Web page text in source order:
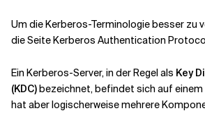
Um die Kerberos-Terminologie besser zu
die Seite Kerberos Authentication
Ein Kerberos-Server, in der Regel als Key
(KDC)bezeichnet, befindet sich auf
hat aber logischerweise mehrere